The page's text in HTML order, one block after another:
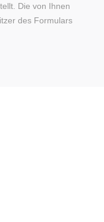
Die von Ihnen
des Formulars